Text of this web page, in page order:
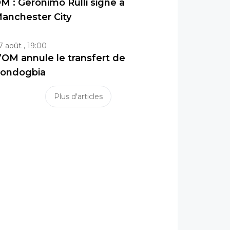
: Geronimo Rulli signe à
City
août , 19:00
annule le transfert de
Plus d'articles